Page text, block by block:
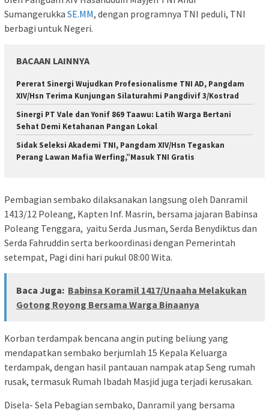
Sumangerukka SE.MM, dengan programnya TNI peduli, TNI
berbagi untuk Negeri.
BACAAN LAINNYA
Pererat Sinergi Wujudkan Profesionalisme TNI AD, Pangdam
XIV/Hsn Terima Kunjungan Silaturahmi Pangdivif 3/Kostrad
Sinergi PT Vale dan Yonif 869 Taawu: Latih Warga Bertani
Sehat Demi Ketahanan Pangan Lokal
Sidak Seleksi Akademi TNI, Pangdam XIV/Hsn Tegaskan
Perang Lawan Mafia Werfing,”Masuk TNI Gratis
Pembagian sembako dilaksanakan langsung oleh Danramil
1413/12 Poleang, Kapten Inf. Masrin, bersama jajaran Babinsa
Poleang Tenggara, yaitu Serda Jusman, Serda Benydiktus dan
Serda Fahruddin serta berkoordinasi dengan Pemerintah
setempat, Pagi dini hari pukul 08:00 Wita.
Baca Juga: Babinsa Koramil 1417/Unaaha Melakukan
Gotong Royong Bersama Warga Binaanya
Korban terdampak bencana angin puting beliung yang
mendapatkan sembako berjumlah 15 Kepala Keluarga
terdampak, dengan hasil pantauan nampak atap Seng rumah
rusak, termasuk Rumah Ibadah Masjid juga terjadi kerusakan.
Disela- Sela Pebagian sembako, Danramil yang bersama